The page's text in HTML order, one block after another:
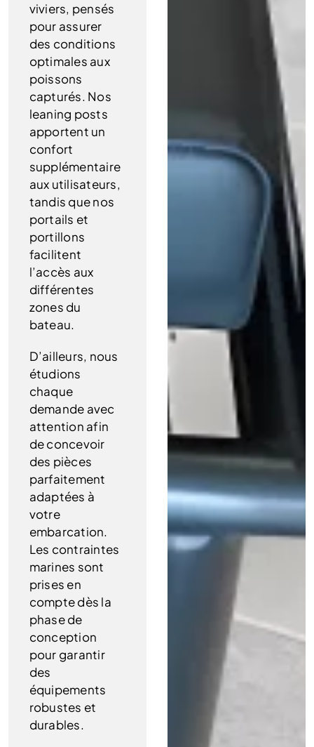
viviers, pensés
pour assurer
des conditions
optimales aux
poissons
capturés. Nos
leaning posts
apportent un
confort
supplémentaire
aux utilisateurs,
tandis que nos
portails et
portillons
facilitent
l’accès aux
différentes
zones du
bateau.
D’ailleurs, nous
étudions
chaque
demande avec
attention afin
de concevoir
des pièces
parfaitement
adaptées à
votre
embarcation.
Les contraintes
marines sont
prises en
compte dès la
phase de
conception
pour garantir
des
équipements
robustes et
durables.